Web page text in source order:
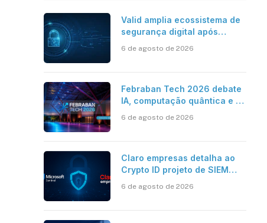
Valid amplia ecossistema de
segurança digital após
6 de agosto de 2026
Febraban Tech 2026 debate
IA, computação quântica e os
bancária
6 de agosto de 2026
Claro empresas detalha ao
Crypto ID projeto de SIEM
resposta automatizada
6 de agosto de 2026